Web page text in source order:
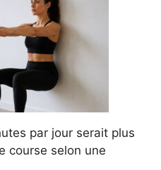
par jour serait plus
course selon une